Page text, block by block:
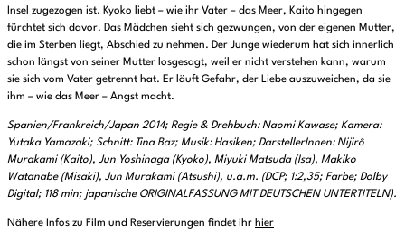
Insel zugezogen ist. Kyoko liebt – wie ihr Vater – das Meer, Kaito hingegen
fürchtet sich davor. Das Mädchen sieht sich gezwungen, von der eigenen Mutter,
die im Sterben liegt, Abschied zu nehmen. Der Junge wiederum hat sich innerlich
schon längst von seiner Mutter losgesagt, weil er nicht verstehen kann, warum
sie sich vom Vater getrennt hat. Er läuft Gefahr, der Liebe auszuweichen, da sie
ihm – wie das Meer – Angst macht.
Spanien/Frankreich/Japan 2014; Regie & Drehbuch: Naomi Kawase; Kamera:
Yutaka Yamazaki; Schnitt: Tina Baz; Musik: Hasiken; DarstellerInnen: Nijirô
Murakami (Kaito), Jun Yoshinaga (Kyoko), Miyuki Matsuda (Isa), Makiko
Watanabe (Misaki), Jun Murakami (Atsushi), u.a.m. (DCP; 1:2,35; Farbe; Dolby
Digital; 118 min; japanische ORIGINALFASSUNG MIT DEUTSCHEN UNTERTITELN).
Nähere Infos zu Film und Reservierungen findet ihr hier